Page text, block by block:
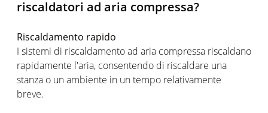
riscaldatori ad aria compressa?
Riscaldamento rapido
I sistemi di riscaldamento ad aria compressa riscaldano
rapidamente l'aria, consentendo di riscaldare una
stanza o un ambiente in un tempo relativamente
breve.